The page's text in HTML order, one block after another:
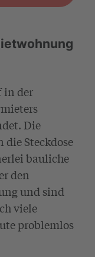
in der
Die
Steckdose
bauliche
den
und sind
viele
problemlos